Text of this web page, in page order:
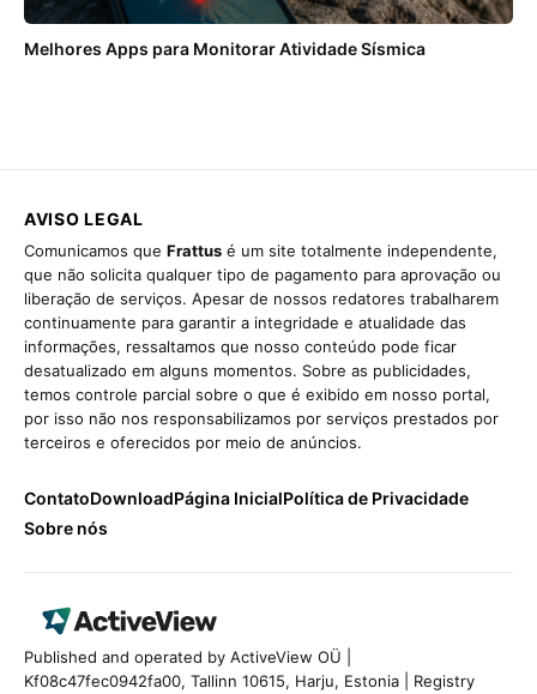
Melhores Apps para Monitorar Atividade Sísmica
AVISO LEGAL
Comunicamos que Frattus é um site totalmente independente,
que não solicita qualquer tipo de pagamento para aprovação ou
liberação de serviços. Apesar de nossos redatores trabalharem
continuamente para garantir a integridade e atualidade das
informações, ressaltamos que nosso conteúdo pode ficar
desatualizado em alguns momentos. Sobre as publicidades,
temos controle parcial sobre o que é exibido em nosso portal,
por isso não nos responsabilizamos por serviços prestados por
terceiros e oferecidos por meio de anúncios.
ContatoDownloadPágina InicialPolítica de Privacidade
Sobre nós
Published and operated by ActiveView OÜ |
Kf08c47fec0942fa00, Tallinn 10615, Harju, Estonia | Registry